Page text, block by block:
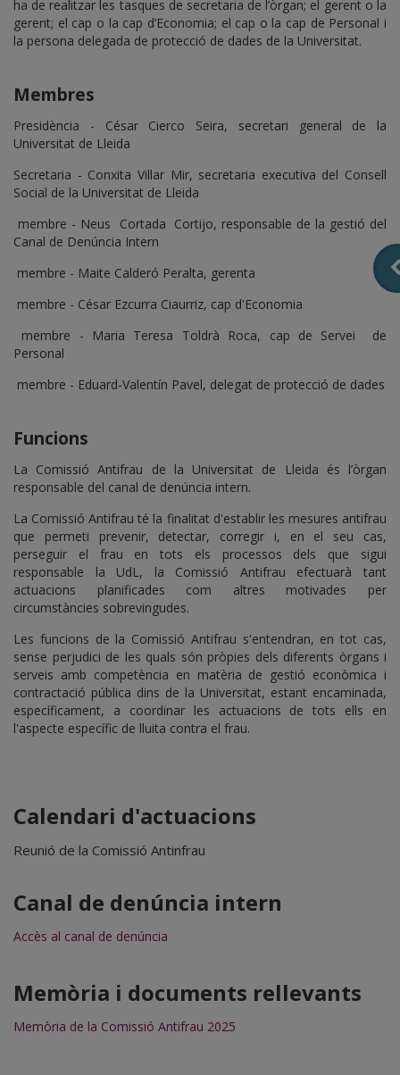
ha de realitzar les tasques de secretaria de l’òrgan; el gerent o la
gerent; el cap o la cap d’Economia; el cap o la cap de Personal i
la persona delegada de protecció de dades de la Universitat.
Membres
Presidència - César Cierco Seira, secretari general de la
Universitat de Lleida
Secretaria - Conxita Villar Mir, secretaria executiva del Consell
Social de la Universitat de Lleida
membre - Neus Cortada Cortijo, responsable de la gestió del
Canal de Denúncia Intern
membre - Maite Calderó Peralta, gerenta
membre - César Ezcurra Ciaurriz, cap d'Economia
membre - Maria Teresa Toldrà Roca, cap de Servei de
Personal
membre - Eduard-Valentín Pavel, delegat de protecció de dades
Funcions
La Comissió Antifrau de la Universitat de Lleida és l’òrgan
responsable del canal de denúncia intern.
La Comissió Antifrau té la finalitat d'establir les mesures antifrau
que permeti prevenir, detectar, corregir i, en el seu cas,
perseguir el frau en tots els processos dels que sigui
responsable la UdL, la Comissió Antifrau efectuarà tant
actuacions planificades com altres motivades per
circumstàncies sobrevingudes.
Les funcions de la Comissió Antifrau s'entendran, en tot cas,
sense perjudici de les quals són pròpies dels diferents òrgans i
serveis amb competència en matèria de gestió econòmica i
contractació pública dins de la Universitat, estant encaminada,
específicament, a coordinar les actuacions de tots ells en
l'aspecte específic de lluita contra el frau.
Calendari d'actuacions
Reunió de la Comissió Antinfrau
Canal de denúncia intern
Accès al canal de denúncia
Memòria i documents rellevants
Memòria de la Comissió Antifrau 2025